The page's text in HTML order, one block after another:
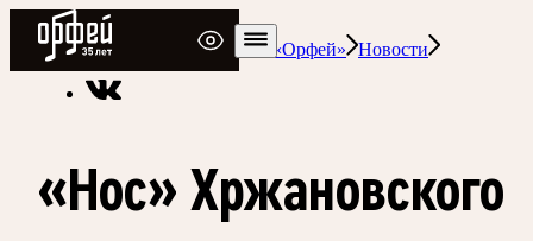
Радио Орфей
Радио классической музыки «Орфей»
Новости
«Нос» Хржановского